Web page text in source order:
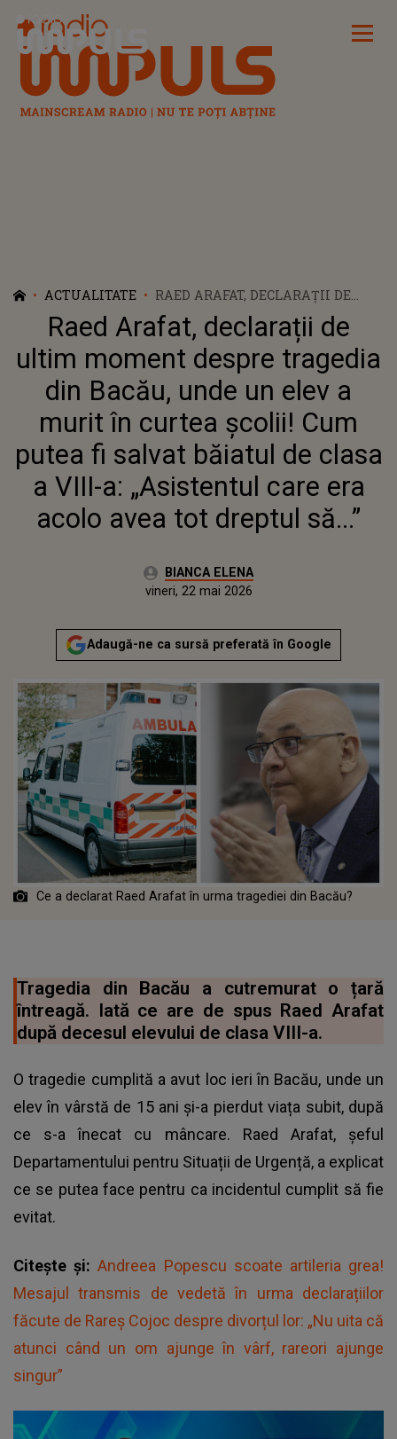
Radio Impuls
ACTUALITATE
RAED ARAFAT, DECLARAȚII DE
ULTIM MOMENT DESPRE
TRAGEDIA DIN BACĂU, UNDE UN
ELEV A MURIT ÎN CURTEA ȘCOLII!
CUM PUTEA FI SALVAT BĂIATUL
DE CLASA A VIII-A: „ASISTENTUL
CARE ERA ACOLO AVEA TOT
DREPTUL SĂ...”
Raed Arafat, declarații de
ultim moment despre tragedia
din Bacău, unde un elev a
murit în curtea școlii! Cum
putea fi salvat băiatul de clasa
a VIII-a: „Asistentul care era
acolo avea tot dreptul să...”
Autor:BIANCA ELENA
Publicat:
vineri, 22 mai 2026
Adaugă-ne ca sursă preferată în Google
Ce a declarat Raed Arafat în urma tragediei din Bacău?
Tragedia din Bacău a cutremurat o țară
întreagă. Iată ce are de spus Raed Arafat
după decesul elevului de clasa VIII-a.
O tragedie cumplită a avut loc ieri în Bacău, unde un
elev în vârstă de 15 ani și-a pierdut viața subit, după
ce s-a înecat cu mâncare. Raed Arafat, șeful
Departamentului pentru Situații de Urgență, a explicat
ce se putea face pentru ca incidentul cumplit să fie
evitat.
Citește și:Andreea Popescu scoate artileria grea!
Mesajul transmis de vedetă în urma declarațiilor
făcute de Rareș Cojoc despre divorțul lor: „Nu uita că
atunci când un om ajunge în vârf, rareori ajunge
singur”